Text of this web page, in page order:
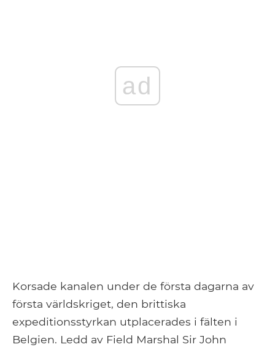
ad
Korsade kanalen under de första dagarna av
första världskriget, den brittiska
expeditionsstyrkan utplacerades i fälten i
Belgien. Ledd av Field Marshal Sir John